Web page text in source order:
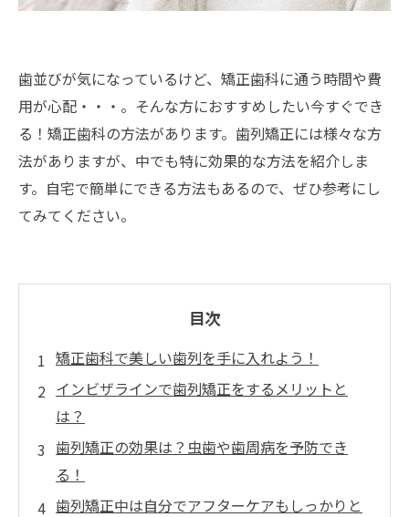
歯並びが気になっているけど、矯正歯科に通う時間や費
用が心配・・・。そんな方におすすめしたい今すぐでき
る！矯正歯科の方法があります。歯列矯正には様々な方
法がありますが、中でも特に効果的な方法を紹介しま
す。自宅で簡単にできる方法もあるので、ぜひ参考にし
てみてください。
目次
矯正歯科で美しい歯列を手に入れよう！
インビザラインで歯列矯正をするメリットと
は？
歯列矯正の効果は？虫歯や歯周病を予防でき
る！
歯列矯正中は自分でアフターケアもしっかりと